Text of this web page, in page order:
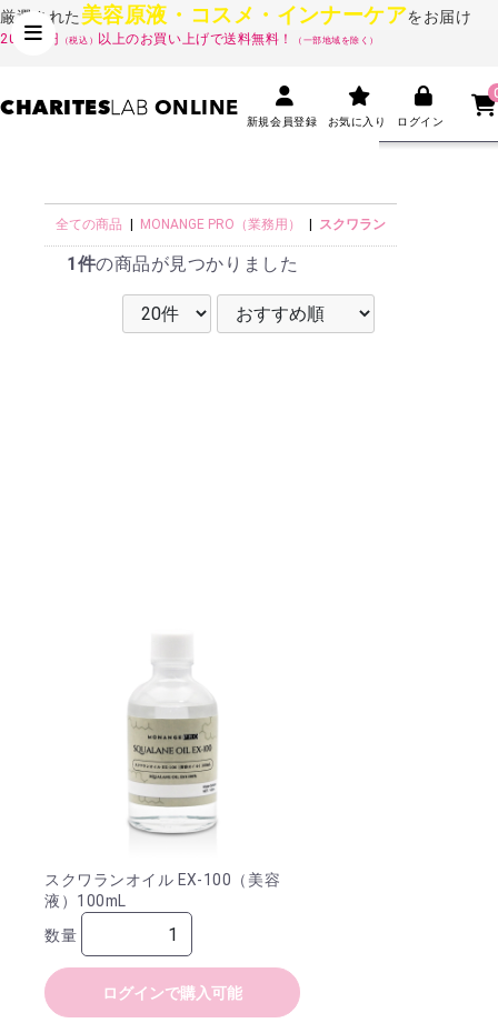
厳選された 美容原液・コスメ・インナーケアをお届け
20,000円 （税込） 以上のお買い上げで送料無料！ （一部地域を除く）
CHARITESLAB ONLINE
新規会員登録 お気に入り ログイン
全ての商品 MONANGE PRO（業務用） スクワラン
1件の商品が見つかりました
スクワランオイル EX-100（美容
液）100mL
数量
ログインで購入可能